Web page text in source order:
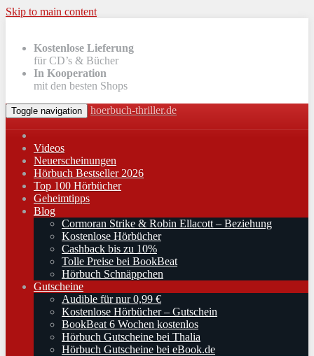
Skip to main content
Kostenlose Lieferung
für CD’s & Bücher
In Kooperation
mit den besten Shops
Toggle navigation hoerbuch-thriller.de
Videos
Neuerscheinungen
Hörbuch Bestseller 2026
Top 100 Hörbücher
Geheimtipps
Blog
Cormoran Strike & Robin Ellacott – Beziehung
Kostenlose Hörbücher
Cashback bis zu 10%
Tolle Preise bei BookBeat
Hörbuch Schnäppchen
Gutscheine
Audible für nur 0,99 €
Kostenlose Hörbücher – Gutschein
BookBeat 6 Wochen kostenlos
Hörbuch Gutscheine bei Thalia
Hörbuch Gutscheine bei eBook.de